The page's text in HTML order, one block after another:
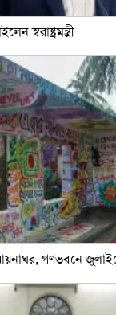
স্বরাষ্ট্রমন্ত্রী
গণভবনে